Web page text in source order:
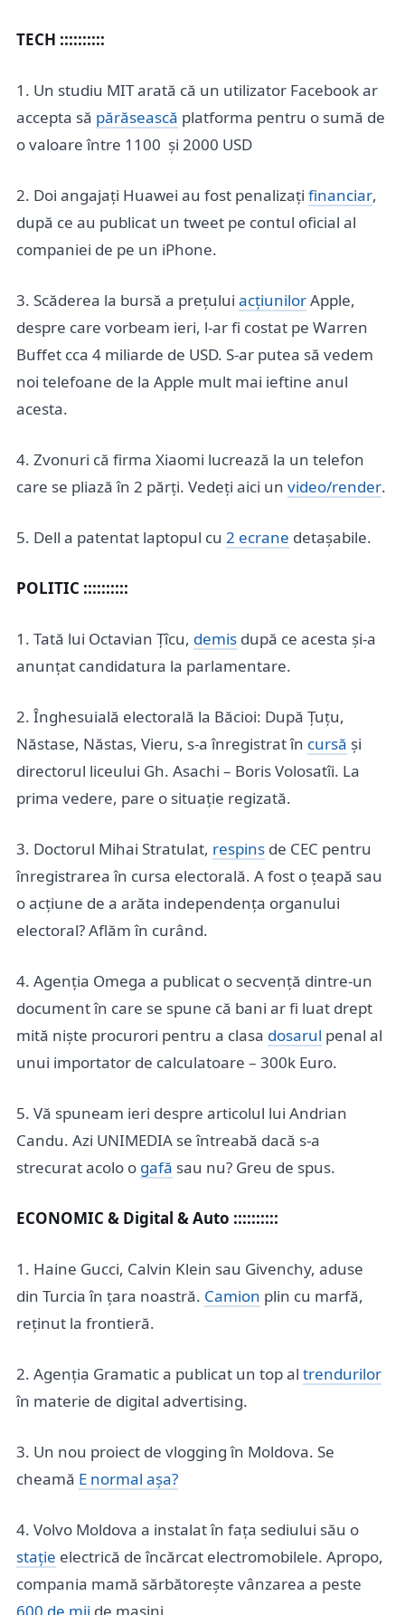
TECH ::::::::::
1. Un studiu MIT arată că un utilizator Facebook ar
accepta să părăsească platforma pentru o sumă de
o valoare între 1100 și 2000 USD
2. Doi angajați Huawei au fost penalizați financiar,
după ce au publicat un tweet pe contul oficial al
companiei de pe un iPhone.
3. Scăderea la bursă a prețului acțiunilorApple,
despre care vorbeam ieri, l-ar fi costat pe Warren
Buffet cca 4 miliarde de USD. S-ar putea să vedem
noi telefoane de la Apple mult mai ieftine anul
acesta.
4. Zvonuri că firma Xiaomi lucrează la un telefon
care se pliază în 2 părți. Vedeți aici un video/render.
5. Dell a patentat laptopul cu 2 ecrane detașabile.
POLITIC ::::::::::
1. Tată lui Octavian Țîcu, demis după ce acesta și-a
anunțat candidatura la parlamentare.
2. Înghesuială electorală la Băcioi: După Țuțu,
Năstase, Năstas, Vieru, s-a înregistrat în cursă și
directorul liceului Gh. Asachi – Boris Volosatîi. La
prima vedere, pare o situație regizată.
3. Doctorul Mihai Stratulat, respins de CEC pentru
înregistrarea în cursa electorală. A fost o țeapă sau
o acțiune de a arăta independența organului
electoral? Aflăm în curând.
4. Agenția Omega a publicat o secvență dintre-un
document în care se spune că bani ar fi luat drept
mită niște procurori pentru a clasa dosarul penal al
unui importator de calculatoare – 300k Euro.
5. Vă spuneam ieri despre articolul lui Andrian
Candu. Azi UNIMEDIA se întreabă dacă s-a
strecurat acolo o gafă sau nu? Greu de spus.
ECONOMIC & Digital & Auto ::::::::::
1. Haine Gucci, Calvin Klein sau Givenchy, aduse
din Turcia în țara noastră. Camion plin cu marfă,
reținut la frontieră.
2. Agenția Gramatic a publicat un top al trendurilor
în materie de digital advertising.
3. Un nou proiect de vlogging în Moldova. Se
cheamă E normal așa?
4. Volvo Moldova a instalat în fața sediului său o
stație electrică de încărcat electromobilele. Apropo,
compania mamă sărbătorește vânzarea a peste
600 de mii de mașini.